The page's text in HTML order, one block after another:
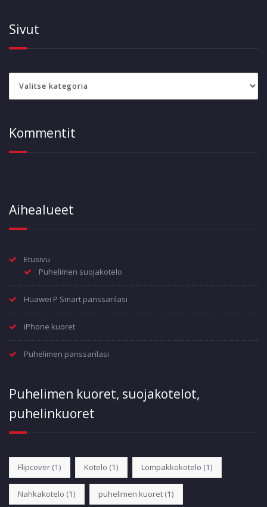
Sivut
Kommentit
Aihealueet
Etusivu
Puhelimen suojakotelo
Huawei P Smart panssarilasi
iPhone kuoret
Puhelimen panssarilasi
Puhelimen kuoret, suojakotelot,
puhelinkuoret
Flipcover (1) Kotelo (1) Lompakkokotelo (1)
Nahkakotelo (1) puhelimen kuoret (1)